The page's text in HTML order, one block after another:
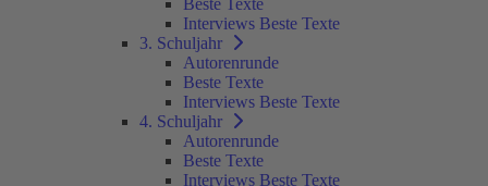
Beste Texte
Interviews Beste Texte
3. Schuljahr
Autorenrunde
Beste Texte
Interviews Beste Texte
4. Schuljahr
Autorenrunde
Beste Texte
Interviews Beste Texte